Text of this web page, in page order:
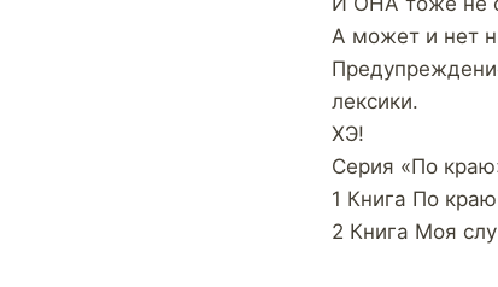
А может и нет
лексики.
ХЭ!
Серия «По
1 Книга По
2 Книга Моя